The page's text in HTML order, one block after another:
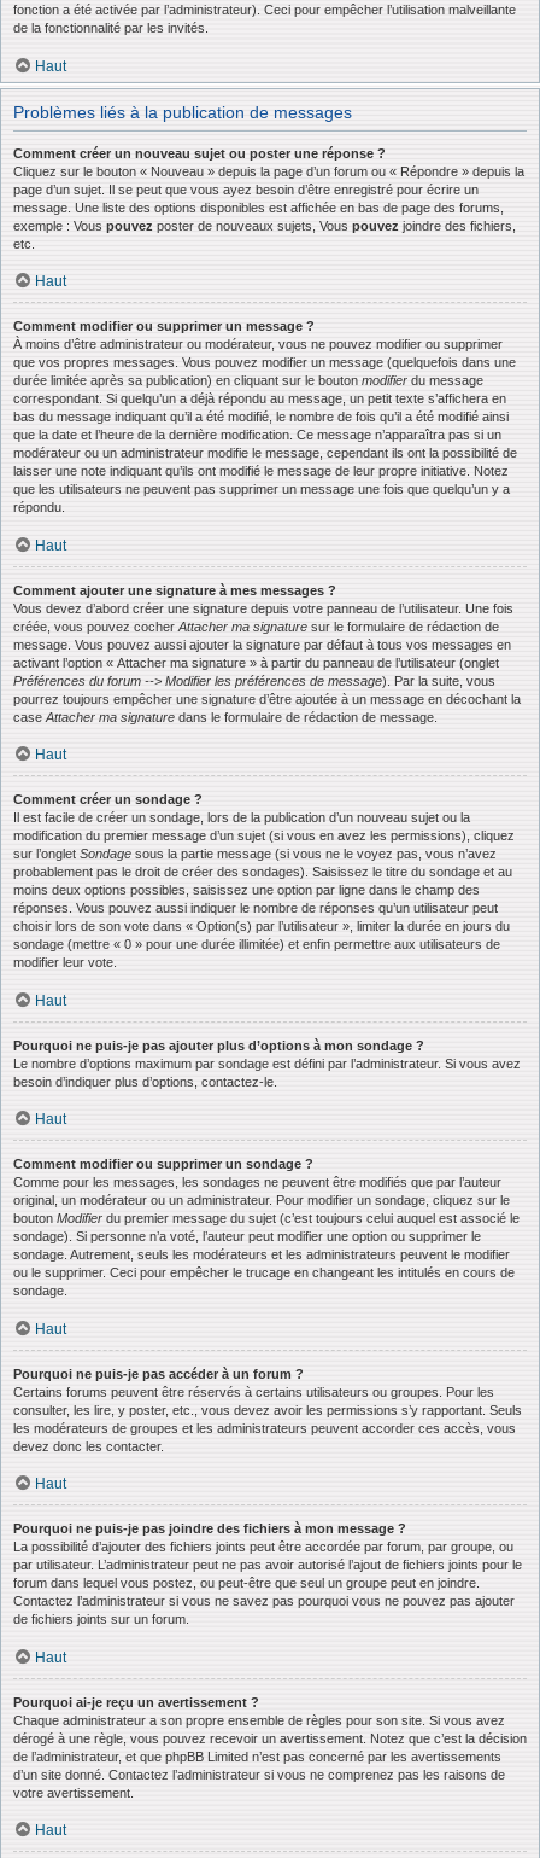
fonction a été activée par l’administrateur). Ceci pour empêcher l’utilisation malveillante
de la fonctionnalité par les invités.
Haut
Problèmes liés à la publication de messages
Comment créer un nouveau sujet ou poster une réponse ?
Cliquez sur le bouton « Nouveau » depuis la page d’un forum ou « Répondre » depuis la
page d’un sujet. Il se peut que vous ayez besoin d’être enregistré pour écrire un
message. Une liste des options disponibles est affichée en bas de page des forums,
exemple : Vous pouvez poster de nouveaux sujets, Vous pouvez joindre des fichiers,
etc.
Haut
Comment modifier ou supprimer un message ?
À moins d’être administrateur ou modérateur, vous ne pouvez modifier ou supprimer
que vos propres messages. Vous pouvez modifier un message (quelquefois dans une
durée limitée après sa publication) en cliquant sur le bouton modifier du message
correspondant. Si quelqu’un a déjà répondu au message, un petit texte s’affichera en
bas du message indiquant qu’il a été modifié, le nombre de fois qu’il a été modifié ainsi
que la date et l’heure de la dernière modification. Ce message n’apparaîtra pas si un
modérateur ou un administrateur modifie le message, cependant ils ont la possibilité de
laisser une note indiquant qu’ils ont modifié le message de leur propre initiative. Notez
que les utilisateurs ne peuvent pas supprimer un message une fois que quelqu’un y a
répondu.
Haut
Comment ajouter une signature à mes messages ?
Vous devez d’abord créer une signature depuis votre panneau de l’utilisateur. Une fois
créée, vous pouvez cocher Attacher ma signature sur le formulaire de rédaction de
message. Vous pouvez aussi ajouter la signature par défaut à tous vos messages en
activant l’option « Attacher ma signature » à partir du panneau de l’utilisateur (onglet
Préférences du forum --> Modifier les préférences de message). Par la suite, vous
pourrez toujours empêcher une signature d’être ajoutée à un message en décochant la
case Attacher ma signature dans le formulaire de rédaction de message.
Haut
Comment créer un sondage ?
Il est facile de créer un sondage, lors de la publication d’un nouveau sujet ou la
modification du premier message d’un sujet (si vous en avez les permissions), cliquez
sur l’onglet Sondage sous la partie message (si vous ne le voyez pas, vous n’avez
probablement pas le droit de créer des sondages). Saisissez le titre du sondage et au
moins deux options possibles, saisissez une option par ligne dans le champ des
réponses. Vous pouvez aussi indiquer le nombre de réponses qu’un utilisateur peut
choisir lors de son vote dans « Option(s) par l’utilisateur », limiter la durée en jours du
sondage (mettre « 0 » pour une durée illimitée) et enfin permettre aux utilisateurs de
modifier leur vote.
Haut
Pourquoi ne puis-je pas ajouter plus d’options à mon sondage ?
Le nombre d’options maximum par sondage est défini par l’administrateur. Si vous avez
besoin d’indiquer plus d’options, contactez-le.
Haut
Comment modifier ou supprimer un sondage ?
Comme pour les messages, les sondages ne peuvent être modifiés que par l’auteur
original, un modérateur ou un administrateur. Pour modifier un sondage, cliquez sur le
bouton Modifier du premier message du sujet (c’est toujours celui auquel est associé le
sondage). Si personne n’a voté, l’auteur peut modifier une option ou supprimer le
sondage. Autrement, seuls les modérateurs et les administrateurs peuvent le modifier
ou le supprimer. Ceci pour empêcher le trucage en changeant les intitulés en cours de
sondage.
Haut
Pourquoi ne puis-je pas accéder à un forum ?
Certains forums peuvent être réservés à certains utilisateurs ou groupes. Pour les
consulter, les lire, y poster, etc., vous devez avoir les permissions s’y rapportant. Seuls
les modérateurs de groupes et les administrateurs peuvent accorder ces accès, vous
devez donc les contacter.
Haut
Pourquoi ne puis-je pas joindre des fichiers à mon message ?
La possibilité d’ajouter des fichiers joints peut être accordée par forum, par groupe, ou
par utilisateur. L’administrateur peut ne pas avoir autorisé l’ajout de fichiers joints pour le
forum dans lequel vous postez, ou peut-être que seul un groupe peut en joindre.
Contactez l’administrateur si vous ne savez pas pourquoi vous ne pouvez pas ajouter
de fichiers joints sur un forum.
Haut
Pourquoi ai-je reçu un avertissement ?
Chaque administrateur a son propre ensemble de règles pour son site. Si vous avez
dérogé à une règle, vous pouvez recevoir un avertissement. Notez que c’est la décision
de l’administrateur, et que phpBB Limited n’est pas concerné par les avertissements
d’un site donné. Contactez l’administrateur si vous ne comprenez pas les raisons de
votre avertissement.
Haut